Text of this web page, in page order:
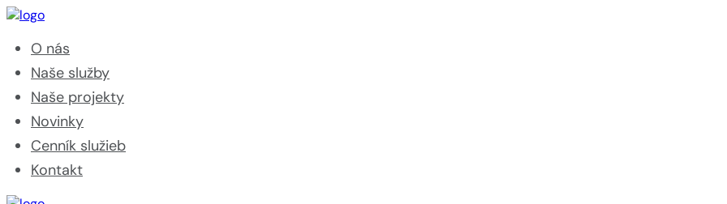
O nás
Naše služby
Naše projekty
Novinky
Cenník služieb
Kontakt